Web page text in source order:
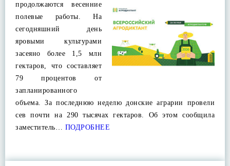
продолжаются весенние
полевые работы. На
сегодняшний день
яровыми культурами
засеяно более 1,5 млн
гектаров, что составляет
79 процентов от
запланированного
объема. За последнюю неделю донские аграрии провели
сев почти на 290 тысячах гектаров. Об этом сообщила
заместитель… ПОДРОБНЕЕ